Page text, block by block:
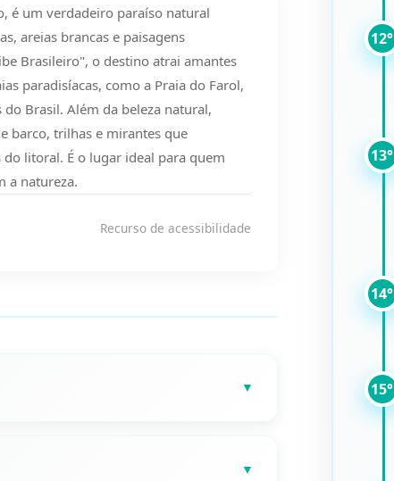
é um verdadeiro paraíso natural
areias brancas e paisagens
Brasileiro", o destino atrai amantes
paradisíacas, como a Praia do Farol,
Brasil. Além da beleza natural,
barco, trilhas e mirantes que
litoral. É o lugar ideal para quem
a natureza.
Recurso de acessibilidade
12°
13°
14°
15°